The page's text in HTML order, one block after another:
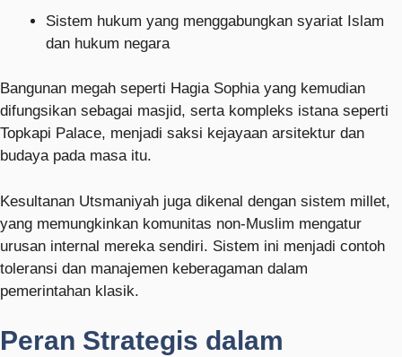
Sistem hukum yang menggabungkan syariat Islam
dan hukum negara
Bangunan megah seperti Hagia Sophiayang kemudian
difungsikan sebagai masjid, serta kompleks istana seperti
Topkapi Palace, menjadi saksi kejayaan arsitektur dan
budaya pada masa itu.
Kesultanan Utsmaniyah juga dikenal dengan sistem millet,
yang memungkinkan komunitas non-Muslim mengatur
urusan internal mereka sendiri. Sistem ini menjadi contoh
toleransi dan manajemen keberagaman dalam
pemerintahan klasik.
Peran Strategis dalam